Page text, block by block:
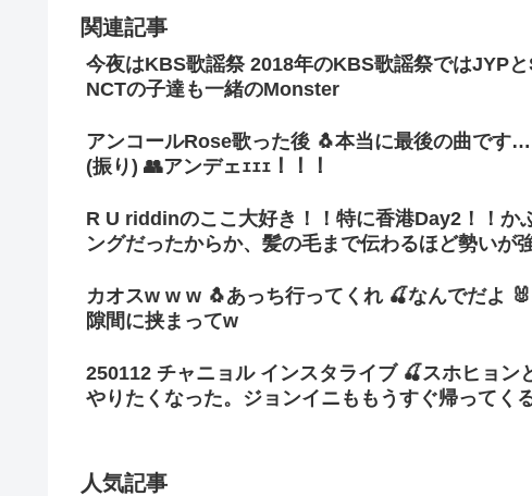
関連記事
今夜はKBS歌謡祭 2018年のKBS歌謡祭ではJYP
NCTの子達も一緒のMonster
アンコールRose歌った後 🐧本当に最後の曲です
(振り) 👥アンデェｪｪｪ！！！
R U riddinのここ大好き！！特に香港Day2！！か
ングだったからか、髪の毛まで伝わるほど勢いが
カオスw w w 🐧あっち行ってくれ 🍒なんでだよ
隙間に挟まってw
250112 チャニョル インスタライブ 🍒スホヒョ
やりたくなった。ジョンイニももうすぐ帰ってく
人気記事